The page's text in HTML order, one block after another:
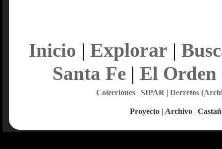
Inicio | Explorar |
Santa Fe| El Orden
Colecciones| SIPAR | Decretos
Proyecto | Archivo |